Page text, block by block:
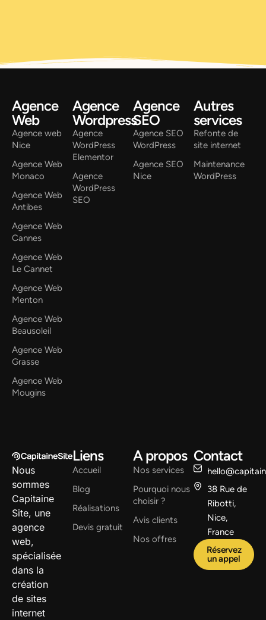
Agence
Web
Agence web
Nice
Agence Web
Monaco
Agence Web
Antibes
Agence Web
Cannes
Agence Web
Le Cannet
Agence Web
Menton
Agence Web
Beausoleil
Agence Web
Grasse
Agence Web
Mougins
Agence
Wordpress
Agence
WordPress
Elementor
Agence
WordPress
SEO
Agence
SEO
Agence SEO
WordPress
Agence SEO
Nice
Autres
services
Refonte de
site internet
Maintenance
WordPress
Nous
sommes
Capitaine
Site, une
agence
web,
spécialisée
dans la
création
de sites
internet
Liens
Accueil
Blog
Réalisations
Devis gratuit
A propos
Nos services
Pourquoi nous
choisir ?
Avis clients
Nos offres
Contact
38 Rue de
Ribotti,
Nice,
France
Réservez
un appel